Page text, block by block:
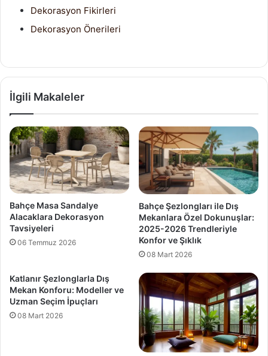
Dekorasyon Fikirleri
Dekorasyon Önerileri
İlgili Makaleler
Bahçe Masa Sandalye
Alacaklara Dekorasyon
Tavsiyeleri
06 Temmuz 2026
Bahçe Şezlongları ile Dış
Mekanlara Özel Dokunuşlar:
2025-2026 Trendleriyle
Konfor ve Şıklık
08 Mart 2026
Katlanır Şezlonglarla Dış
Mekan Konforu: Modeller ve
Uzman Seçim İpuçları
08 Mart 2026